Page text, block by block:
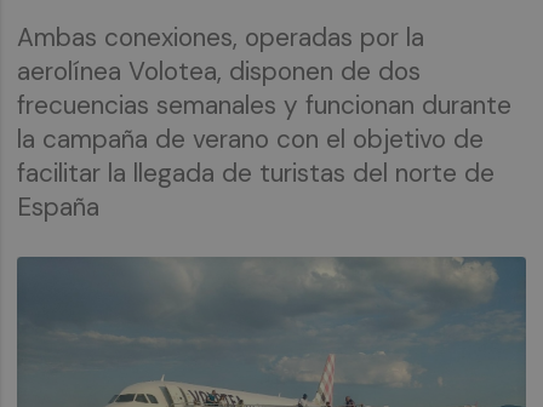
Ambas conexiones, operadas por la
aerolínea Volotea, disponen de dos
frecuencias semanales y funcionan durante
la campaña de verano con el objetivo de
facilitar la llegada de turistas del norte de
España